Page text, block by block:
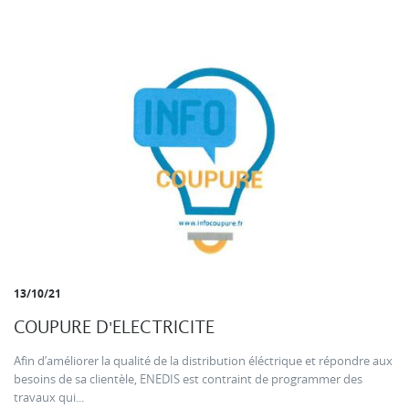
13/10/21
COUPURE D'ELECTRICITE
Afin d’améliorer la qualité de la distribution éléctrique et répondre aux
besoins de sa clientèle, ENEDIS est contraint de programmer des
travaux qui...